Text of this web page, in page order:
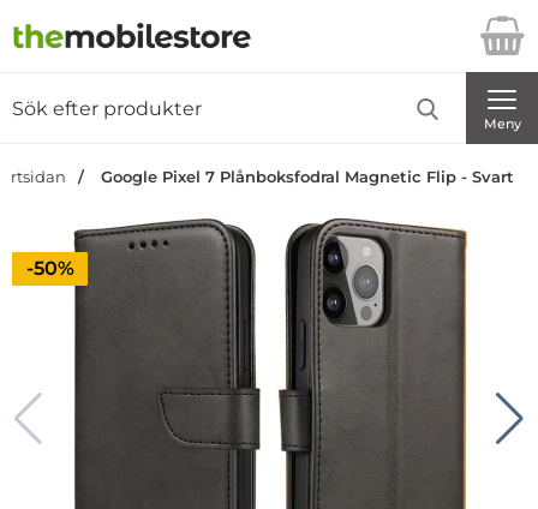
Startsidan för Danira Telecom AB
Meny
Google Pixel 7 Plånboksfodral Magnetic Flip - Svart
Priset är nedsatt med
-50%